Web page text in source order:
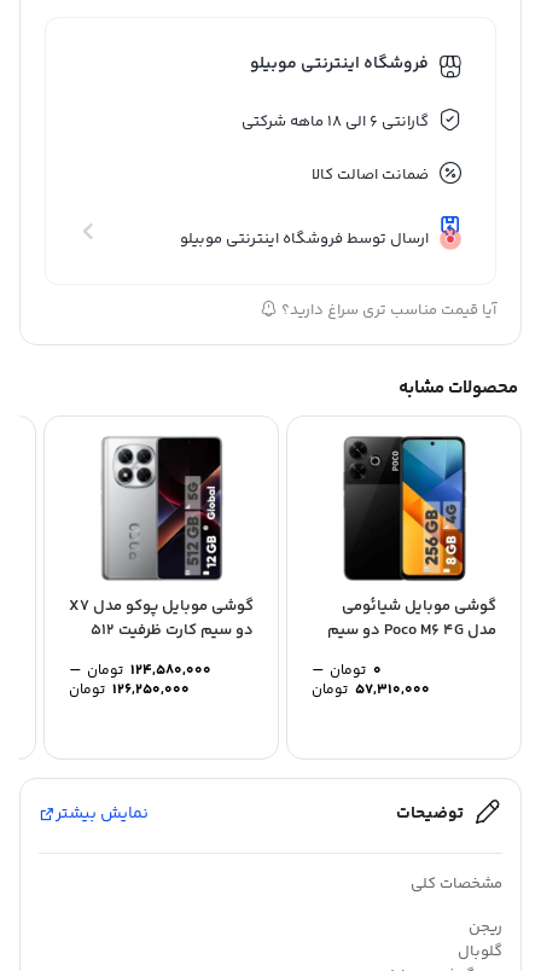
فروشگاه اینترنتی موبیلو
گارانتی 6 الی 18 ماهه شرکتی
ضمانت اصالت کالا
ارسال توسط فروشگاه اینترنتی موبیلو
آیا قیمت مناسب تری سراغ دارید؟
محصولات مشابه
گوشی موبایل شیائومی
مدل Poco M6 4G دو سیم
0 تومان –
57,310,000 تومانPrice
through
57,310,000 تومان
گوشی موبایل پوکو مدل X7
دو سیم کارت ظرفیت 512
124,580,000 تومان –
126,250,000 تومانPrice
through
126,250,000
توضیحات نمایش بیشتر
مشخصات کلی
ریجن
گلوبال